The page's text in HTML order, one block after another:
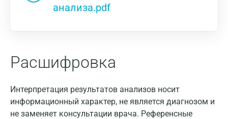
анализа.pdf
Расшифровка
Интерпретация результатов анализов носит
информационный характер, не является диагнозом и
не заменяет консультации врача. Референсные
Барнаул
Видное
Волгоград